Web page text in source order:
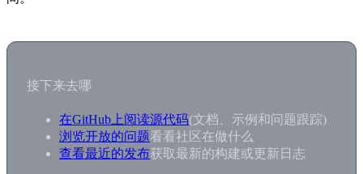
接下来去哪
在GitHub上阅读源代码(文档、示例和问题跟踪)
浏览开放的问题看看社区在做什么
查看最近的发布获取最新的构建或更新日志